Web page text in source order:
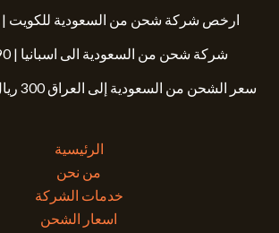
ارخص شركة شحن من السعودية للكويت |
شركة شحن من السعودية الى اسبانيا | 0536425690
سعر الشحن من السعودية إلى العراق 300 ريال | 0536425690
الرئيسية
من نحن
خدمات الشركة
اسعار الشحن